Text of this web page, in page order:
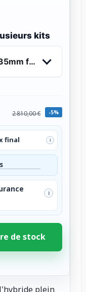
kits
f/2.8 GM -
2 810,00 € -5%
final i
i
de stock
plein